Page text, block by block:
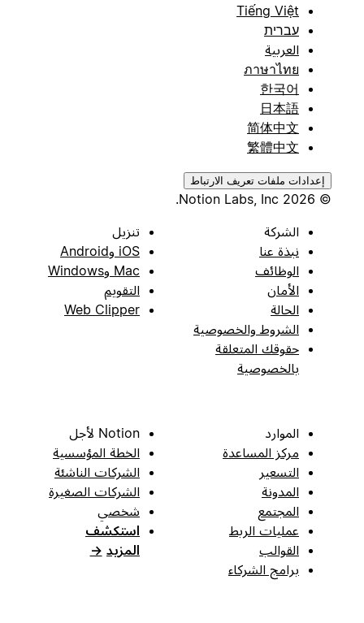
Tiếng Việt
עברית
العربية
ภาษาไทย
한국어
日本語
简体中文
繁體中文
إعدادات ملفات تعريف الارتباط
الشركة
نبذة عنا
الوظائف
الأمان
الحالة
الشروط والخصوصية
حقوقك المتعلقة
بالخصوصية
تنزيل
iOS وAndroid
Mac وWindows
التقويم
Web Clipper
الموارد
مركز المساعدة
التسعير
المدونة
المجتمع
عمليات الربط
القوالب
برامج الشركاء
Notion لأجل
الخطة المؤسسية
الشركات الناشئة
الشركات الصغيرة
شخصي
استكشف
المزيد →